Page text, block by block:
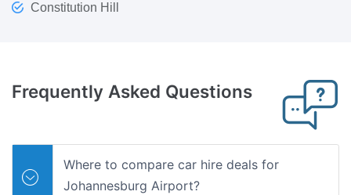
Constitution Hill
Frequently Asked Questions
Where to compare car hire deals for
Johannesburg Airport?